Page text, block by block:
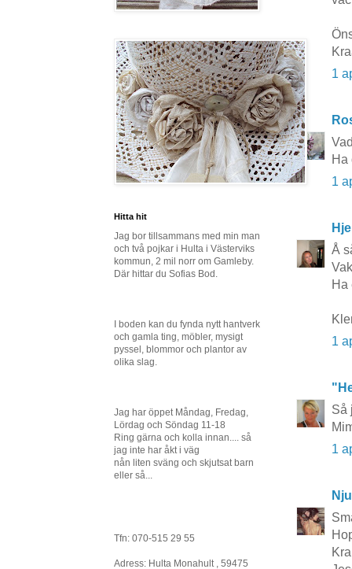
1
Ha
1
Å
Ha
1
Så
1
Hitta hit
Jag bor tillsammans med min man
och två pojkar i Hulta i Västerviks
kommun, 2 mil norr om Gamleby.
Där hittar du Sofias Bod.
I boden kan du fynda nytt hantverk
och gamla ting, möbler, mysigt
pyssel, blommor och plantor av
olika slag.
Jag har öppet Måndag, Fredag,
Lördag och Söndag 11-18
Ring gärna och kolla innan.... så
jag inte har åkt i väg
nån liten sväng och skjutsat barn
eller så...
Tfn: 070-515 29 55
Adress: Hulta Monahult , 59475